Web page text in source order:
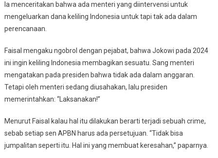
Ia menceritakan bahwa ada menteri yang diintervensi untuk
mengeluarkan dana keliling Indonesia untuk tapi tak ada dalam
perencanaan.
Faisal mengaku ngobrol dengan pejabat, bahwa Jokowi pada 2024
ini ingin keliling Indonesia membagikan sesuatu. Sang menteri
mengatakan pada presiden bahwa tidak ada dalam anggaran.
Tetapi oleh menteri sedang diusahakan, lalu presiden
memerintahkan: “Laksanakan!”
Menurut Faisal kalau hal itu dilakukan berarti terjadi sebuah crime,
sebab setiap sen APBN harus ada persetujuan. “Tidak bisa
jumpalitan seperti itu. Hal ini yang membuat keresahan,” paparnya.